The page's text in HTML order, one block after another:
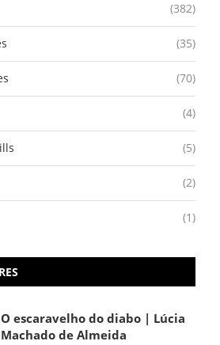
(382)
(35)
(70)
(4)
(5)
(2)
(1)
O escaravelho do diabo | Lúcia
Machado de Almeida